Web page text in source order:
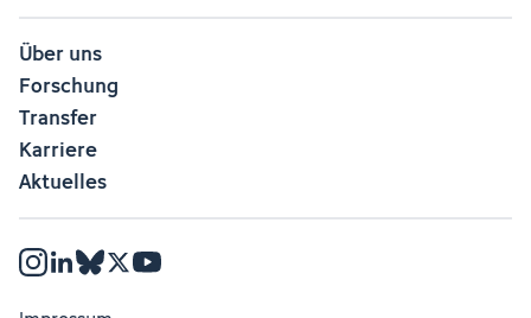
Über uns
Forschung
Transfer
Karriere
Aktuelles